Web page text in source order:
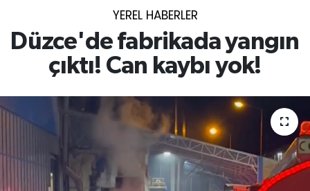
YEREL HABERLER
Düzce'de fabrikada yangın
çıktı! Can kaybı yok!
Yerel
Spor
Süper Lig Puan Durumu ve Fikstür
Tüm Manşetler
Son Dakika Haberleri
Haber Arşivi